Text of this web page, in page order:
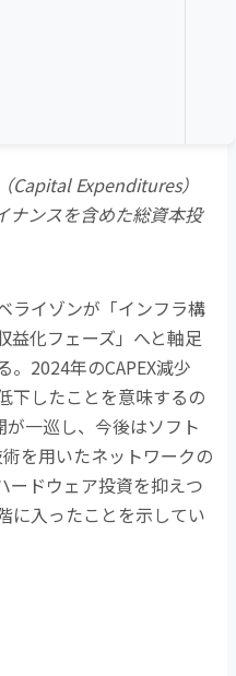
Capital Expenditures）
ナンスを含めた総資本投
ライゾンが「インフラ構
益化フェーズ」へと軸足
2024年のCAPEX減少
下したことを意味するの
一巡し、今後はソフト
を用いたネットワークの
ードウェア投資を抑えつ
に入ったことを示してい